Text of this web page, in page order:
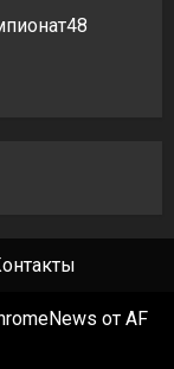
от AF